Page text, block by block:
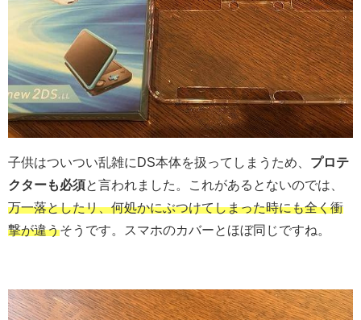
子供はついつい乱雑にDS本体を扱ってしまうため、 プロテ
クターも必須と言われました。これがあるとないのでは、
万一落としたリ、何処かにぶつけてしまった時にも全く衝
撃が違うそうです。スマホのカバーとほぼ同じですね。